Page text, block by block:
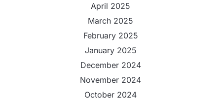
April 2025
March 2025
February 2025
January 2025
December 2024
November 2024
October 2024